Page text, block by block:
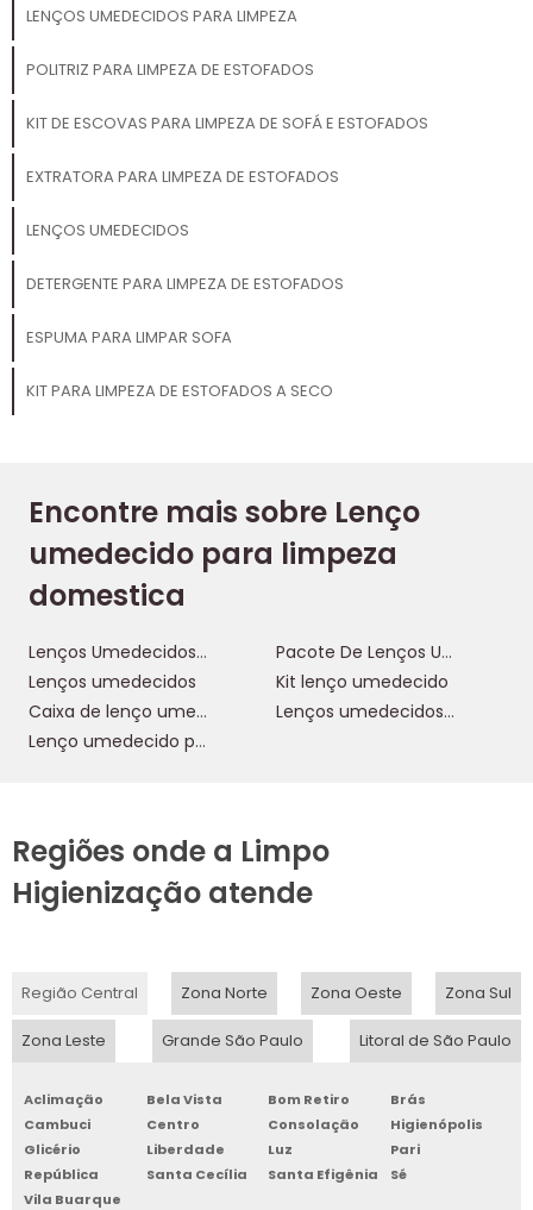
LENÇOS UMEDECIDOS PARA LIMPEZA
POLITRIZ PARA LIMPEZA DE ESTOFADOS
KIT DE ESCOVAS PARA LIMPEZA DE SOFÁ E ESTOFADOS
EXTRATORA PARA LIMPEZA DE ESTOFADOS
LENÇOS UMEDECIDOS
DETERGENTE PARA LIMPEZA DE ESTOFADOS
ESPUMA PARA LIMPAR SOFA
KIT PARA LIMPEZA DE ESTOFADOS A SECO
Encontre mais sobre Lenço
umedecido para limpeza
domestica
Lenços Umedecidos Para Limpeza
Pacote De Lenços Umedecidos
Lenços umedecidos
Kit lenço umedecido
Caixa de lenço umedecido
Lenços umedecidos para limpeza de banheiro
Lenço umedecido para limpeza domestica
Regiões onde a Limpo
Higienização atende
Região Central Zona Norte Zona Oeste Zona Sul
Zona Leste Grande São Paulo Litoral de São Paulo
Aclimação Bela Vista Bom Retiro
Brás
Cambuci
Centro Consolação
Higienópolis
Glicério
Liberdade Luz
Pari
República
Santa Cecília Santa Efigênia
Sé
Vila Buarque